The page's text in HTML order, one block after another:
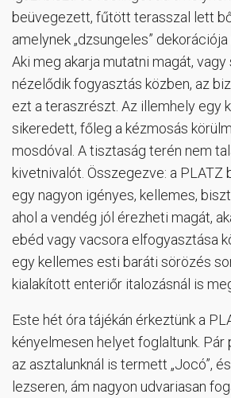
beüvegezett, fűtött terasszal lett
amelynek „dzsungeles”
Aki meg akarja mutatni magát, vagy
nézelődik fogyasztás közben, az
ezt a teraszrészt. Az illemhely egy
sikeredett, főleg a kézmosás
mosdóval. A tisztaság terén nem
kivetnivalót. Összegezve: a
egy nagyon igényes, kellemes,
ahol a vendég jól érezheti magát,
ebéd vagy vacsora elfogyasztása
egy kellemes esti baráti sörözés
kialakított enteriőr italozásnál is
Este hét óra tájékán érkeztünk a
kényelmesen helyet foglaltunk. Pár
az asztalunknál is termett „Jocó”,
lezseren, ám nagyon udvariasan